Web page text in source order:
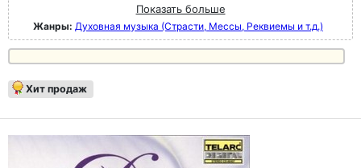
Показать больше
Жанры: Духовная музыка (Страсти, Мессы, Реквиемы и т.д.)
Хит продаж